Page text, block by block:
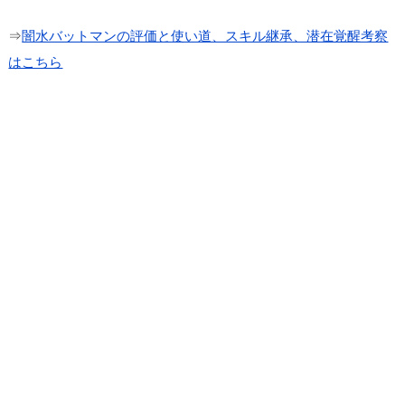
⇒闇水バットマンの評価と使い道、スキル継承、潜在覚醒考察
はこちら